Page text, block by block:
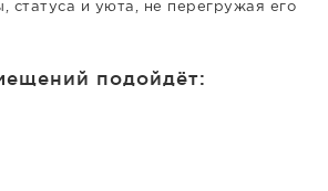
статуса и уюта, не перегружая его
подойдёт: